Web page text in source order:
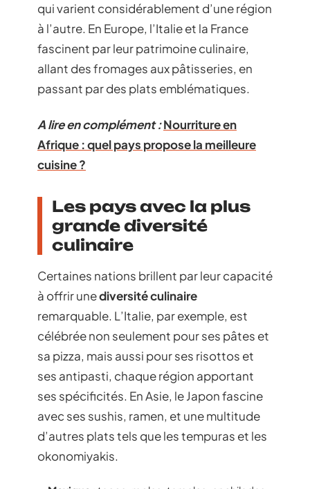
qui varient considérablement d’une région
à l’autre. En Europe, l’Italie et la France
fascinent par leur patrimoine culinaire,
allant des fromages aux pâtisseries, en
passant par des plats emblématiques.
A lire en complément :Nourriture en
Afrique : quel pays propose la meilleure
cuisine ?
Les pays avec la plus
grande diversité
culinaire
Certaines nations brillent par leur capacité
à offrir unediversité culinaire
remarquable. L’Italie, par exemple, est
célébrée non seulement pour ses pâtes et
sa pizza, mais aussi pour ses risottos et
ses antipasti, chaque région apportant
ses spécificités. En Asie, le Japon fascine
avec ses sushis, ramen, et une multitude
d’autres plats tels que les tempuras et les
okonomiyakis.